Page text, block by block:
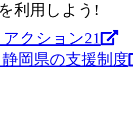
利用しよう!
クション21
静岡県の支援制度